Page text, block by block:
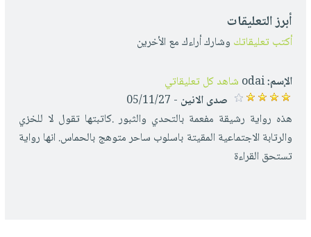
أبرز التعليقات
أكتب تعليقاتك وشارك أراءك مع الأخرين
الإسم:odai شاهد كل تعليقاتي
صدى الانين - 05/11/27
هذه رواية رشيقة مفعمة بالتحدي والثبور .كاتبتها تقول لا للخزي
والرتابة الاجتماعية المقيتة باسلوب ساحر متوهج بالحماس. انها رواية
تستحق القراءة